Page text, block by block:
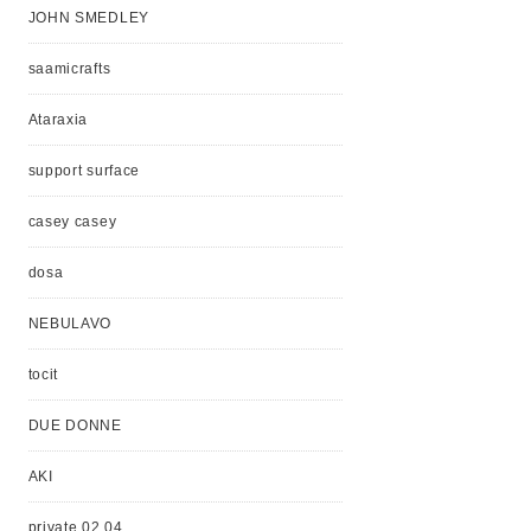
JOHN SMEDLEY
saamicrafts
Ataraxia
support surface
casey casey
dosa
NEBULAVO
tocit
DUE DONNE
AKI
private 02 04